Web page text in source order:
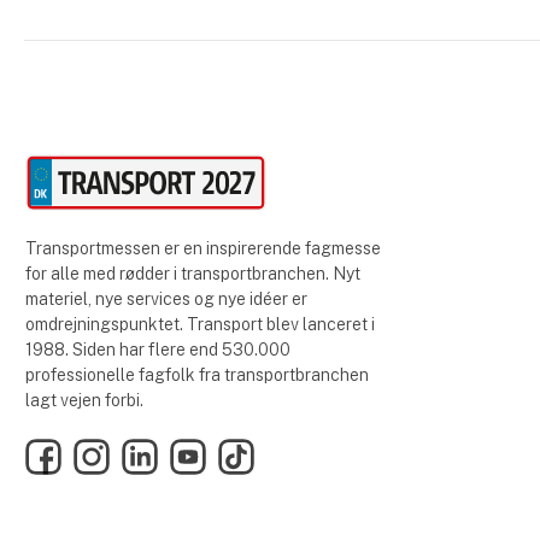
Transportmessen er en inspirerende fagmesse
for alle med rødder i transportbranchen. Nyt
materiel, nye services og nye idéer er
omdrejningspunktet. Transport blev lanceret i
1988. Siden har flere end 530.000
professionelle fagfolk fra transportbranchen
lagt vejen forbi.
FacebookInstagramLinkedInYouTubeTikTok